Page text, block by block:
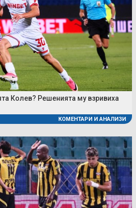
Колев? Решенията му взривиха
КОМЕНТАРИ И АНАЛИЗИ